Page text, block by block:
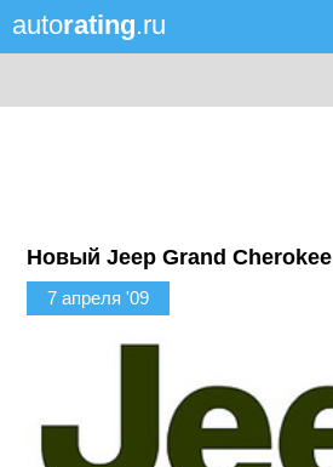
autorating.ru
Новый Jeep Grand Cherokee
7 апреля '09